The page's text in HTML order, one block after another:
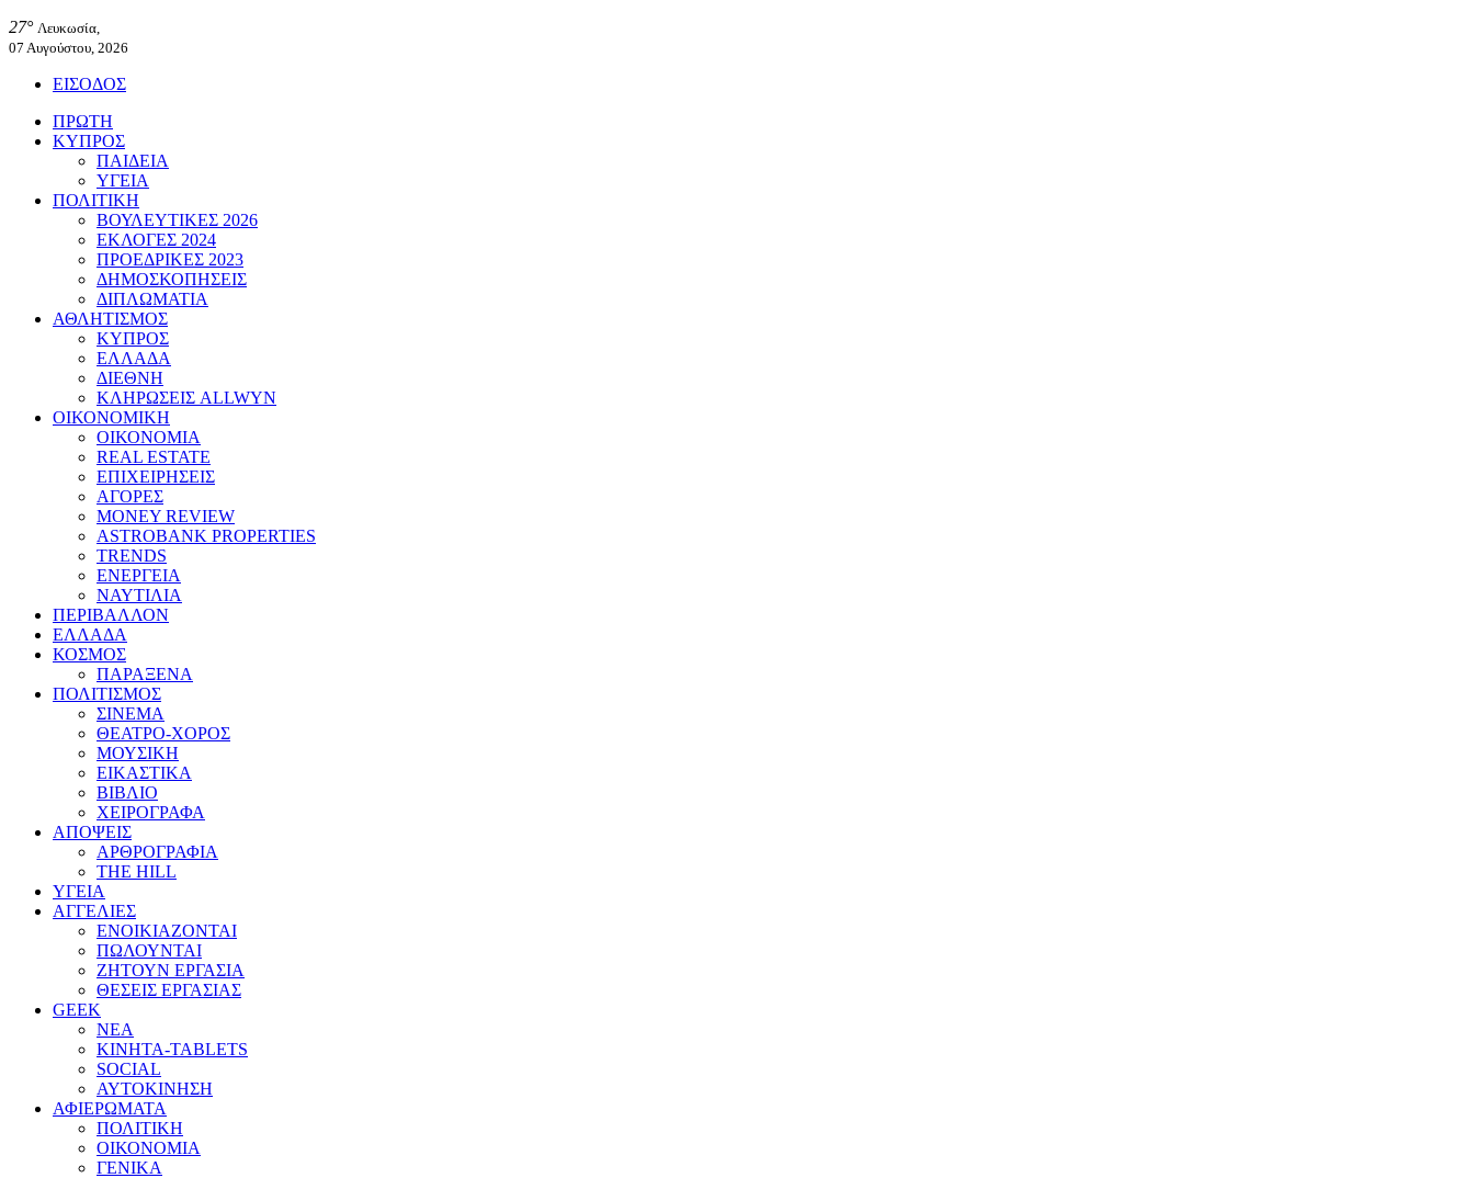
27° Λευκωσία,
07 Αυγούστου, 2026
ΕΙΣΟΔΟΣ
ΠΡΩΤΗ
ΚΥΠΡΟΣ
ΠΑΙΔΕΙΑ
ΥΓΕΙΑ
ΠΟΛΙΤΙΚΗ
ΒΟΥΛΕΥΤΙΚΕΣ 2026
ΕΚΛΟΓΕΣ 2024
ΠΡΟΕΔΡΙΚΕΣ 2023
ΔΗΜΟΣΚΟΠΗΣΕΙΣ
ΔΙΠΛΩΜΑΤΙΑ
ΑΘΛΗΤΙΣΜΟΣ
ΚΥΠΡΟΣ
ΕΛΛΑΔΑ
ΔΙΕΘΝΗ
ΚΛΗΡΩΣΕΙΣ ALLWYN
ΟΙΚΟΝΟΜΙΚΗ
ΟΙΚΟΝΟΜΙΑ
REAL ESTATE
ΕΠΙΧΕΙΡΗΣΕΙΣ
ΑΓΟΡΕΣ
MONEY REVIEW
ASTROBANK PROPERTIES
TRENDS
ΕΝΕΡΓΕΙΑ
ΝΑΥΤΙΛΙΑ
ΠΕΡΙΒΑΛΛΟΝ
ΕΛΛΑΔΑ
ΚΟΣΜΟΣ
ΠΑΡΑΞΕΝΑ
ΠΟΛΙΤΙΣΜΟΣ
ΣΙΝΕΜΑ
ΘΕΑΤΡΟ-ΧΟΡΟΣ
ΜΟΥΣΙΚΗ
ΕΙΚΑΣΤΙΚΑ
ΒΙΒΛΙΟ
ΧΕΙΡΟΓΡΑΦΑ
ΑΠΟΨΕΙΣ
ΑΡΘΡΟΓΡΑΦΙΑ
THE HILL
ΥΓΕΙΑ
ΑΓΓΕΛΙΕΣ
ΕΝΟΙΚΙΑΖΟΝΤΑΙ
ΠΩΛΟΥΝΤΑΙ
ΖΗΤΟΥΝ ΕΡΓΑΣΙΑ
ΘΕΣΕΙΣ ΕΡΓΑΣΙΑΣ
GEEK
ΝΕΑ
ΚΙΝΗΤΑ-TABLETS
SOCIAL
ΑΥΤΟΚΙΝΗΣΗ
ΑΦΙΕΡΩΜΑΤΑ
ΠΟΛΙΤΙΚΗ
ΟΙΚΟΝΟΜΙΑ
ΓΕΝΙΚΑ